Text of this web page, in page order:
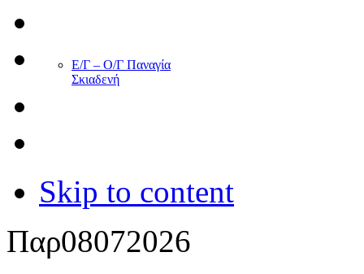
Ε/Γ – Ο/Γ Παναγία
Σκιαδενή
Skip to content
Παρ08072026